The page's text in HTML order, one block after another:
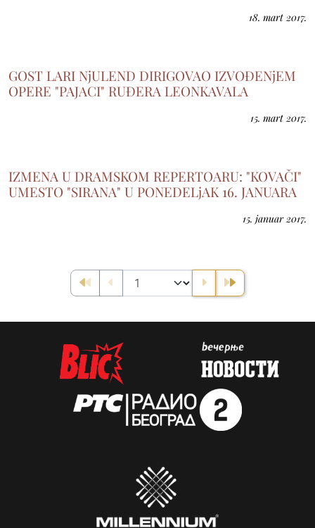
18. mart 2017.
GOST LARI NjULEND DIRIGOVAO IZVOĐENjEM
OPERE "PAJACI" RUĐERA LEONKAVALA
15. mart 2017.
IZMENA U DRAMSKOM REPERTOARU: "KOVAČI"
UMESTO "SIRANA" U PONEDELjAK 16. JANUARA
15. januar 2017.